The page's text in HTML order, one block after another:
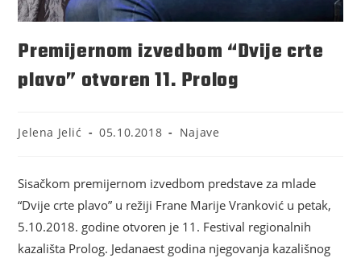
Premijernom izvedbom “Dvije crte
plavo” otvoren 11. Prolog
Jelena Jelić 05.10.2018 Najave
Sisačkom premijernom izvedbom predstave za mlade
“Dvije crte plavo” u režiji Frane Marije Vranković u petak,
5.10.2018. godine otvoren je 11. Festival regionalnih
kazališta Prolog. Jedanaest godina njegovanja kazališnog